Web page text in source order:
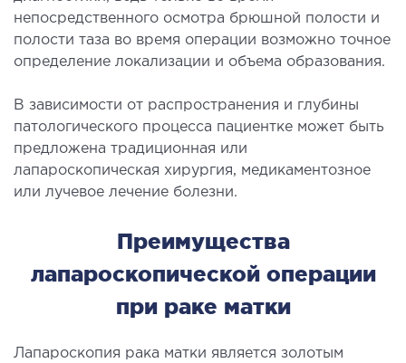
ЗАБОЛЕВАНИЙ ПЕЧЕНИ И
болезней печени
печени и желчных протоков
ХИРУРГИЯ
операции под контролем
непосредственного осмотра брюшной полости и
полости таза во время операции возможно точное
определение локализации и объема образования.
В зависимости от распространения и глубины
патологического процесса пациентке может быть
предложена традиционная или
лапароскопическая хирургия, медикаментозное
или лучевое лечение болезни.
Преимущества
лапароскопической операции
при раке матки
Лапароскопия рака матки является золотым